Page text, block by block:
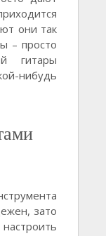
они так
– просто
гитары
нибудь
зато